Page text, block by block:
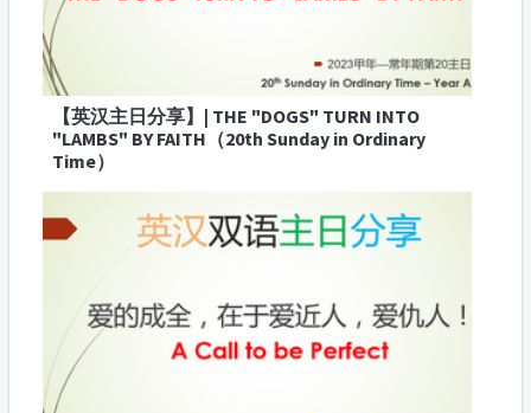
【英汉主日分享】| THE "DOGS" TURN INTO
"LAMBS" BY FAITH（20th Sunday in Ordinary
Time）